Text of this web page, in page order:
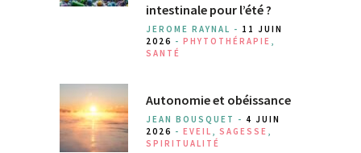
intestinale pour l’été ?
JEROME RAYNAL - 11 JUIN
2026 - PHYTOTHÉRAPIE
SANTÉ
Autonomie et obéissance
JEAN BOUSQUET - 4 JUIN
2026 - EVEIL SAGESSE
SPIRITUALITÉ